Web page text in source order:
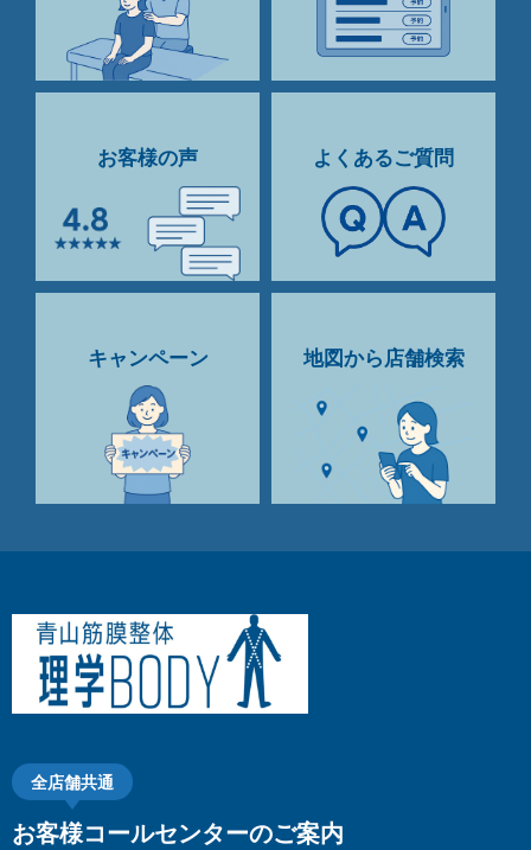
お客様の声 よくあるご質問
キャンペーン 地図から店舗検索
全店舗共通
お客様コールセンターのご案内